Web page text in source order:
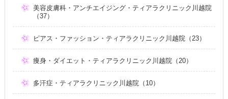
美容皮膚科・アンチエイジング・ティアラクリニック川越院
（37）
ピアス・ファッション・ティアラクリニック川越院（23）
痩身・ダイエット・ティアラクリニック川越院（20）
多汗症・ティアラクリニック川越院（10）